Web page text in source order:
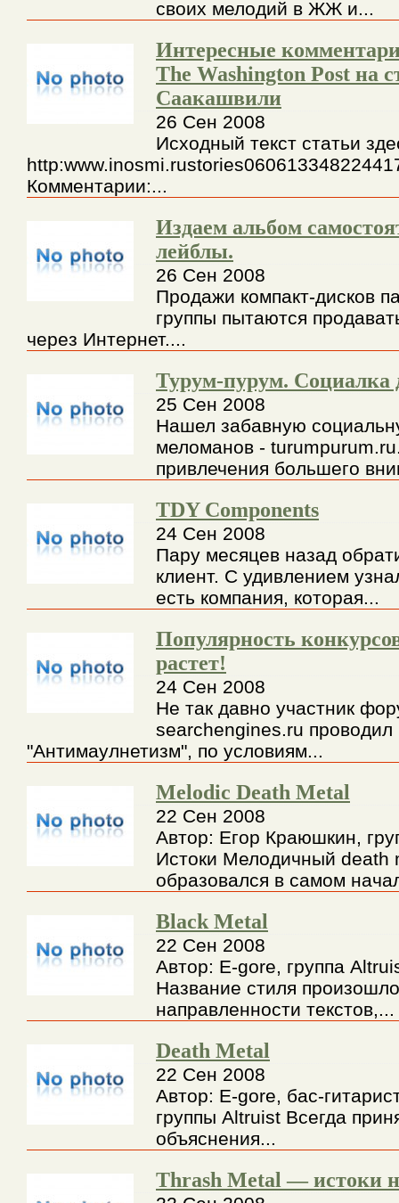
своих мелодий в ЖЖ и...
Интересные
The Washington Post на
Саакашвили
26 Сен 2008
Исходный текст статьи
Комментарии:...
Издаем альбом
лейблы.
26 Сен 2008
Продажи компакт-дисков
группы пытаются
через Интернет....
Турум-пурум. Социалка
25 Сен 2008
Нашел забавную
меломанов -
привлечения большего
TDY Components
24 Сен 2008
Пару месяцев назад
клиент. С удивлением
есть компания, которая...
Популярность
растет!
24 Сен 2008
Не так давно участник
searchengines.ru проводил
"Антимаулнетизм", по условиям...
Melodic Death Metal
22 Сен 2008
Автор: Егор Краюшкин,
Истоки Мелодичный death
образовался в самом
Black Metal
22 Сен 2008
Автор: E-gore, группа
Название стиля
направленности текстов,...
Death Metal
22 Сен 2008
Автор: E-gore, бас-
группы Altruist Всегда
объяснения...
Thrash Metal — истоки